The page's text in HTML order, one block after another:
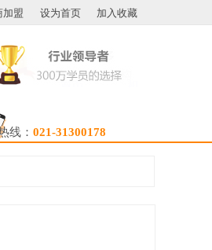
设为首页 加入收藏
加盟
线： 021-31300178